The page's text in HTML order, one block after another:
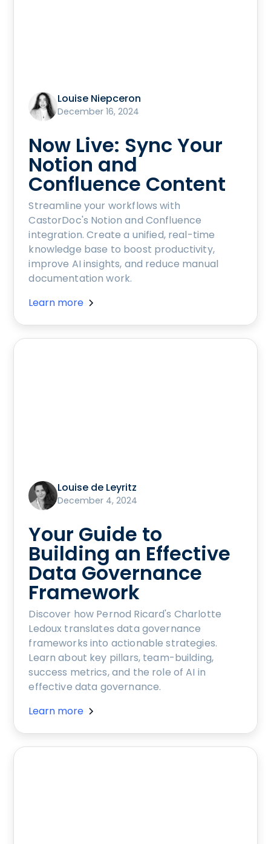
Louise Niepceron
December 16, 2024
Now Live: Sync Your
Notion and
Confluence Content
Streamline your workflows with
CastorDoc's Notion and Confluence
integration. Create a unified, real-time
knowledge base to boost productivity,
improve AI insights, and reduce manual
documentation work.
Learn more
Louise de Leyritz
December 4, 2024
Your Guide to
Building an Effective
Data Governance
Framework
Discover how Pernod Ricard's Charlotte
Ledoux translates data governance
frameworks into actionable strategies.
Learn about key pillars, team-building,
success metrics, and the role of AI in
effective data governance.
Learn more